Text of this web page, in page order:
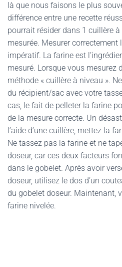
là que nous faisons le plus
différence entre une recette
pourrait résider dans 1 cuillère
mesurée. Mesurer correctement
impératif. La farine est
mesuré. Lorsque vous mesurez
méthode « cuillère à niveau ».
du récipient/sac avec votre
cas, le fait de pelleter la farine
de la mesure correcte. Un
l’aide d’une cuillère, mettez la
Ne tassez pas la farine et ne
doseur, car ces deux facteurs
dans le gobelet. Après avoir
doseur, utilisez le dos d’un
du gobelet doseur. Maintenant,
farine nivelée.